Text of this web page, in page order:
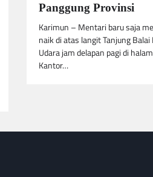
Panggung Provinsi
Karimun – Mentari baru saja
naik di atas langit Tanjung Balai
Udara jam delapan pagi di
Kantor…